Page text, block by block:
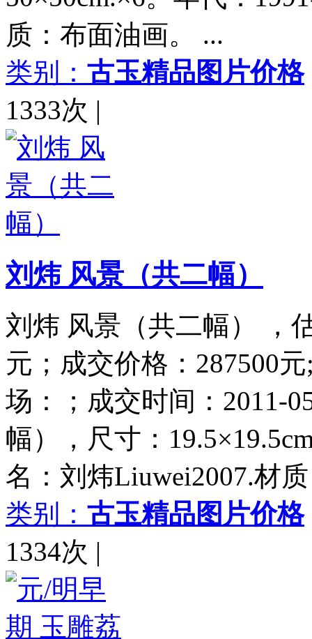
质：布面油画。 ...
类别： 古玉精品图片价格
1333次 |
刘炜 风景（共二幅）
刘炜 风景（共二幅） ，
元；成交价格：287500
场：；成交时间：2011-
幅），尺寸：
名：刘炜Liuwei2007.材
类别： 古玉精品图片价格
1334次 |